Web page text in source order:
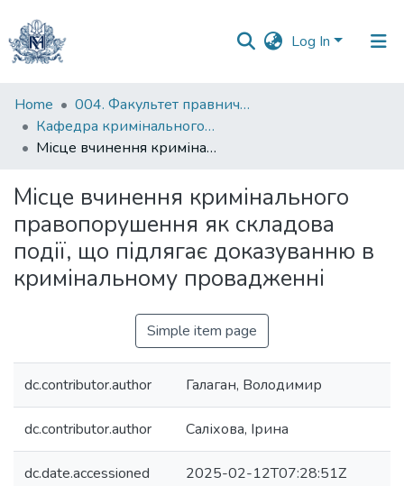
Log In
Communities
&
Collections
Statistics
Home
004. Факультет правничих наук
Кафедра кримінального та кримінального процесуального права
Місце вчинення кримінального правопорушення як складова події, що підлягає доказуванню в кримінальному провадженні
Місце вчинення кримінального
правопорушення як складова
події, що підлягає доказуванню в
кримінальному провадженні
Simple item page
dc.contributor.author Галаган, Володимир
dc.contributor.author Саліхова, Ірина
dc.date.accessioned 2025-02-12T07:28:51Z